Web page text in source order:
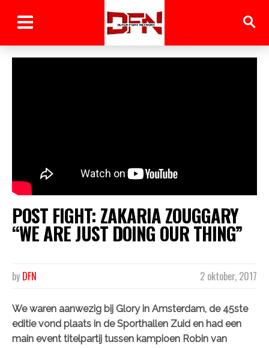
POST FIGHT: ZAKARIA ZOUGGARY
“WE ARE JUST DOING OUR THING”
2 oktober, 2017
by DFN
We waren aanwezig bij Glory in Amsterdam, de 45ste
editie vond plaats in de Sporthallen Zuid en had een
main event titelpartij tussen kampioen Robin van